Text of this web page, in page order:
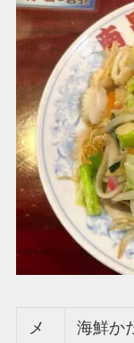
メ
海鮮か